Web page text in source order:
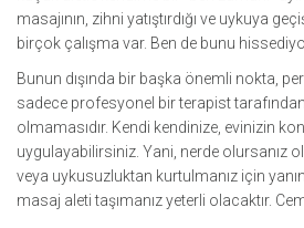
masajının, zihni yatıştırdığı ve uykuya
birçok çalışma var. Ben de bunu
Bunun dışında bir başka önemli nokta,
sadece profesyonel bir terapist
olmamasıdır. Kendi kendinize, evinizin
uygulayabilirsiniz. Yani, nerde olursanız
veya uykusuzluktan kurtulmanız için
masaj aleti taşımanız yeterli olacaktır.